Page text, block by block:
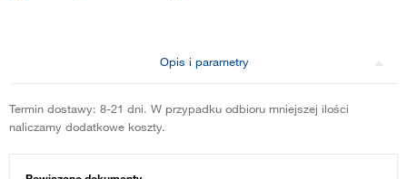
Opis i parametry
Termin dostawy: 8-21 dni. W przypadku odbioru mniejszej ilości
naliczamy dodatkowe koszty.